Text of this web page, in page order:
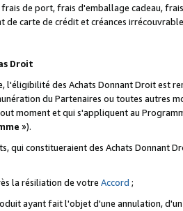
de port, frais d'emballage cadeau,
de carte de crédit et créances
Droit
l'éligibilité des Achats Donnant Droit est
du Partenaires ou toutes autres
moment et qui s'appliquent au
»).
qui constitueraient des Achats Donnant
la résiliation de votre Accord ;
ayant fait l'objet d'une annulation,